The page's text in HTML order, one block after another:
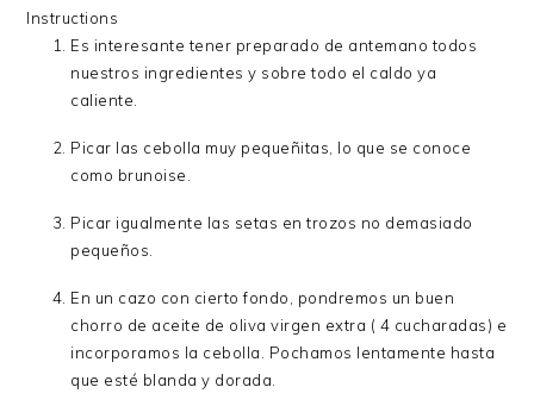
Instructions
Es interesante tener preparado de antemano todos
nuestros ingredientes y sobre todo el caldo ya
caliente.
Picar las cebolla muy pequeñitas, lo que se conoce
como brunoise.
Picar igualmente las setas en trozos no demasiado
pequeños.
En un cazo con cierto fondo, pondremos un buen
chorro de aceite de oliva virgen extra ( 4 cucharadas) e
incorporamos la cebolla. Pochamos lentamente hasta
que esté blanda y dorada.